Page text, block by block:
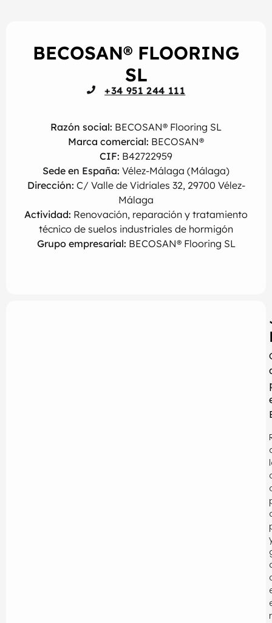
BECOSAN® FLOORING
SL
+34 951 244 111
Razón social: BECOSAN® Flooring SL
Marca comercial: BECOSAN®
CIF: B42722959
Sede en España: Vélez-Málaga (Málaga)
Dirección: C/ Valle de Vidriales 32, 29700 Vélez-
Málaga
Actividad: Renovación, reparación y tratamiento
técnico de suelos industriales de hormigón
Grupo empresarial: BECOSAN® Flooring SL